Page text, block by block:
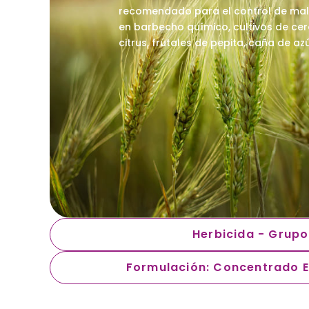
recomendado para el control de
en barbecho químico, cultivos de
citrus, frutales de pepita, caña de
Herbicida -
Formulación: Concentrado